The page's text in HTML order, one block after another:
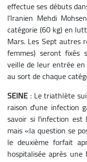
effectue ses débuts
l’Iranien Mehdi
catégorie (60 kg) en
Mars. Les Sept autres
femmes) seront fixés
veille de leur entrée
au sort de chaque
SEINE : Le triathlète
raison d'une infection
savoir si l'infection
mais «la question se
le deuxième forfait
hospitalisée après